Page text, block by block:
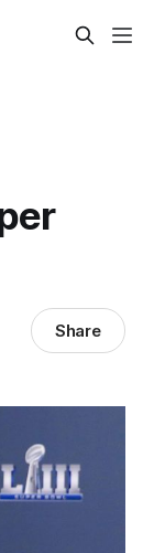
Share